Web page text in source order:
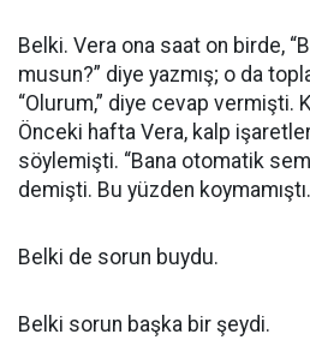
Belki. Vera ona saat on birde,
musun?” diye yazmış; o da
“Olurum,” diye cevap vermişti.
Önceki hafta Vera, kalp
söylemişti. “Bana otomatik
demişti. Bu yüzden koymamıştı.
Belki de sorun buydu.
Belki sorun başka bir şeydi.